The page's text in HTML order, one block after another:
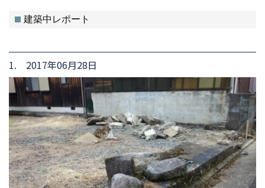
建築中レポート
1. 2017年06月28日